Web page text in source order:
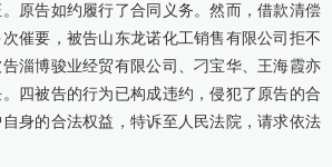
原告如约履行了合同义务。然而，借款清偿
催要，被告山东龙诺化工销售有限公司拒不
淄博骏业经贸有限公司、刁宝华、王海霞亦
四被告的行为已构成违约，侵犯了原告的合
身的合法权益，特诉至人民法院，请求依法